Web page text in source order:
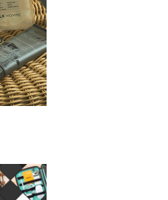
【編集部員が選んだ「指名買
らイチオシアイテムをピック
トピックス